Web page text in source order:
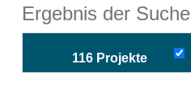
Ergebnis der Suche
116 Projekte